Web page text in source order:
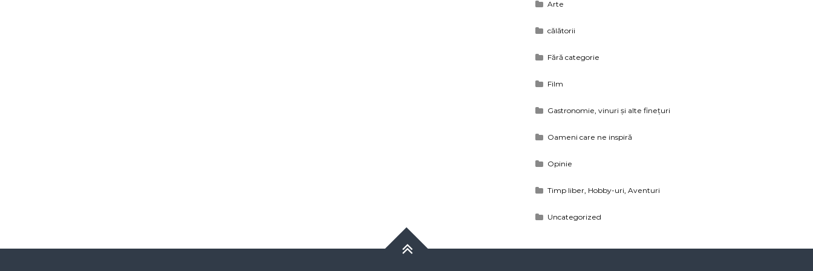
Arte
călătorii
Fără categorie
Film
Gastronomie, vinuri și alte finețuri
Oameni care ne inspiră
Opinie
Timp liber, Hobby-uri, Aventuri
Uncategorized